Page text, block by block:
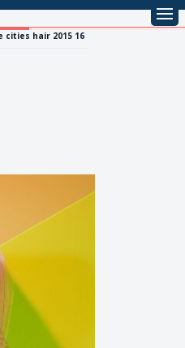
cities hair 2015 16